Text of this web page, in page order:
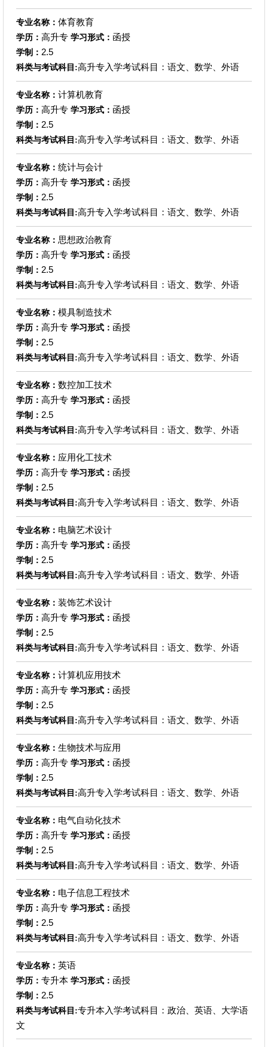
专业名称： 体育教育
学历： 高升专 学习形式： 函授
学制： 2.5
科类与考试科目:高升专入学考试科目：语文、数学、外语
专业名称： 计算机教育
学历： 高升专 学习形式： 函授
学制： 2.5
科类与考试科目:高升专入学考试科目：语文、数学、外语
专业名称： 统计与会计
学历： 高升专 学习形式： 函授
学制： 2.5
科类与考试科目:高升专入学考试科目：语文、数学、外语
专业名称： 思想政治教育
学历： 高升专 学习形式： 函授
学制： 2.5
科类与考试科目:高升专入学考试科目：语文、数学、外语
专业名称： 模具制造技术
学历： 高升专 学习形式： 函授
学制： 2.5
科类与考试科目:高升专入学考试科目：语文、数学、外语
专业名称： 数控加工技术
学历： 高升专 学习形式： 函授
学制： 2.5
科类与考试科目:高升专入学考试科目：语文、数学、外语
专业名称： 应用化工技术
学历： 高升专 学习形式： 函授
学制： 2.5
科类与考试科目:高升专入学考试科目：语文、数学、外语
专业名称： 电脑艺术设计
学历： 高升专 学习形式： 函授
学制： 2.5
科类与考试科目:高升专入学考试科目：语文、数学、外语
专业名称： 装饰艺术设计
学历： 高升专 学习形式： 函授
学制： 2.5
科类与考试科目:高升专入学考试科目：语文、数学、外语
专业名称： 计算机应用技术
学历： 高升专 学习形式： 函授
学制： 2.5
科类与考试科目:高升专入学考试科目：语文、数学、外语
专业名称： 生物技术与应用
学历： 高升专 学习形式： 函授
学制： 2.5
科类与考试科目:高升专入学考试科目：语文、数学、外语
专业名称： 电气自动化技术
学历： 高升专 学习形式： 函授
学制： 2.5
科类与考试科目:高升专入学考试科目：语文、数学、外语
专业名称： 电子信息工程技术
学历： 高升专 学习形式： 函授
学制： 2.5
科类与考试科目:高升专入学考试科目：语文、数学、外语
专业名称： 英语
学历： 专升本 学习形式： 函授
学制： 2.5
科类与考试科目:专升本入学考试科目：政治、英语、大学语
文